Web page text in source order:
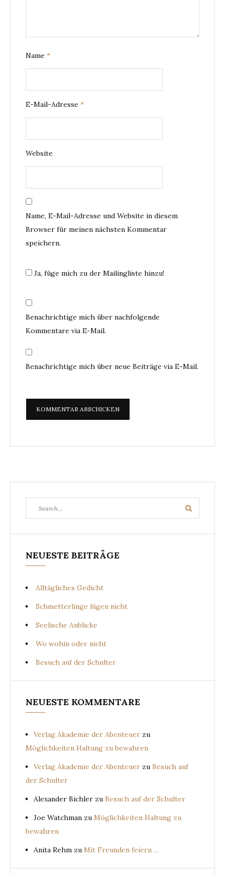
Name *
E-Mail-Adresse *
Website
Name, E-Mail-Adresse und Website in diesem
Browser für meinen nächsten Kommentar
speichern.
Ja, füge mich zu der Mailingliste hinzu!
Benachrichtige mich über nachfolgende
Kommentare via E-Mail.
Benachrichtige mich über neue Beiträge via E-Mail.
for:
Search
NEUESTE BEITRÄGE
Alltägliches Gedicht
Schmetterlinge lügen nicht
Seelische Anblicke
Wo wohin oder nicht
Besuch auf der Schulter
NEUESTE KOMMENTARE
Verlag Akademie der Abenteuer zu
Möglichkeiten Haltung zu bewahren
Verlag Akademie der Abenteuer zu Besuch auf
der Schulter
Alexander Bichler zu Besuch auf der Schulter
Joe Watchman zu Möglichkeiten Haltung zu
bewahren
Anita Rehm zu Mit Freunden feiern …